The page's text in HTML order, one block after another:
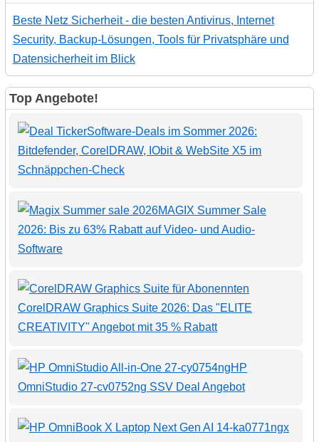
Beste Netz Sicherheit - die besten Antivirus, Internet
Security, Backup-Lösungen, Tools für Privatsphäre und
Datensicherheit im Blick
Top Angebote!
Software-Deals im Sommer 2026:
Bitdefender, CorelDRAW, IObit & WebSite X5 im
Schnäppchen-Check
MAGIX Summer Sale
2026: Bis zu 63% Rabatt auf Video- und Audio-
Software
CorelDRAW Graphics Suite 2026: Das "ELITE
CREATIVITY" Angebot mit 35 % Rabatt
HP
OmniStudio 27-cv0752ng SSV Deal Angebot